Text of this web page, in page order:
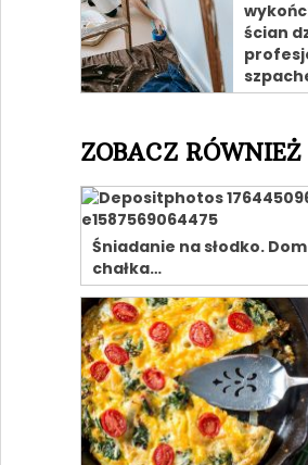
ścian
ZOBACZ RÓWNIEŻ
Śniadanie na słodko.
chałka…